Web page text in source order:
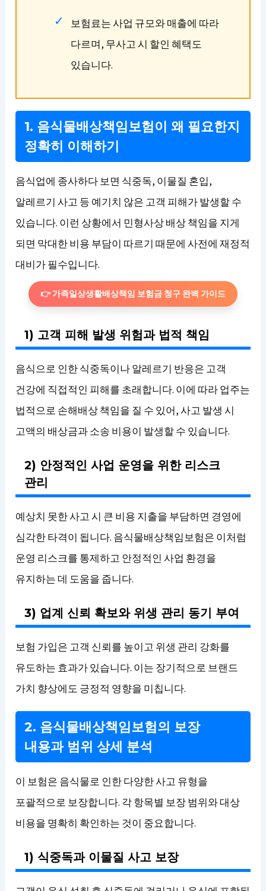
보험료는 사업 규모와 매출에 따라
다르며, 무사고 시 할인 혜택도
있습니다.
1. 음식물배상책임보험이 왜 필요한지
정확히 이해하기
음식업에 종사하다 보면 식중독, 이물질 혼입,
알레르기 사고 등 예기치 않은 고객 피해가 발생할 수
있습니다. 이런 상황에서 민형사상 배상 책임을 지게
되면 막대한 비용 부담이 따르기 때문에 사전에 재정적
대비가 필수입니다.
👉 가족일상생활배상책임 보험금 청구 완벽 가이드
1) 고객 피해 발생 위험과 법적 책임
음식으로 인한 식중독이나 알레르기 반응은 고객
건강에 직접적인 피해를 초래합니다. 이에 따라 업주는
법적으로 손해배상 책임을 질 수 있어, 사고 발생 시
고액의 배상금과 소송 비용이 발생할 수 있습니다.
2) 안정적인 사업 운영을 위한 리스크
관리
예상치 못한 사고 시 큰 비용 지출을 부담하면 경영에
심각한 타격이 됩니다. 음식물배상책임보험은 이처럼
운영 리스크를 통제하고 안정적인 사업 환경을
유지하는 데 도움을 줍니다.
3) 업계 신뢰 확보와 위생 관리 동기 부여
보험 가입은 고객 신뢰를 높이고 위생 관리 강화를
유도하는 효과가 있습니다. 이는 장기적으로 브랜드
가치 향상에도 긍정적 영향을 미칩니다.
2. 음식물배상책임보험의 보장
내용과 범위 상세 분석
이 보험은 음식물로 인한 다양한 사고 유형을
포괄적으로 보장합니다. 각 항목별 보장 범위와 대상
비용을 명확히 확인하는 것이 중요합니다.
1) 식중독과 이물질 사고 보장